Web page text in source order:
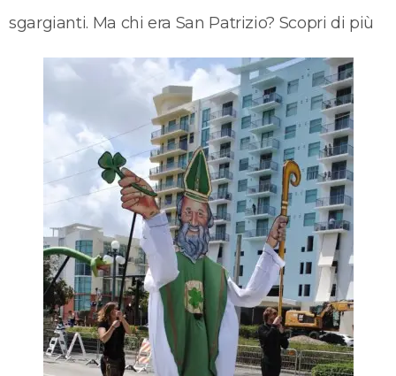
sgargianti. Ma chi era San Patrizio? Scopri di più